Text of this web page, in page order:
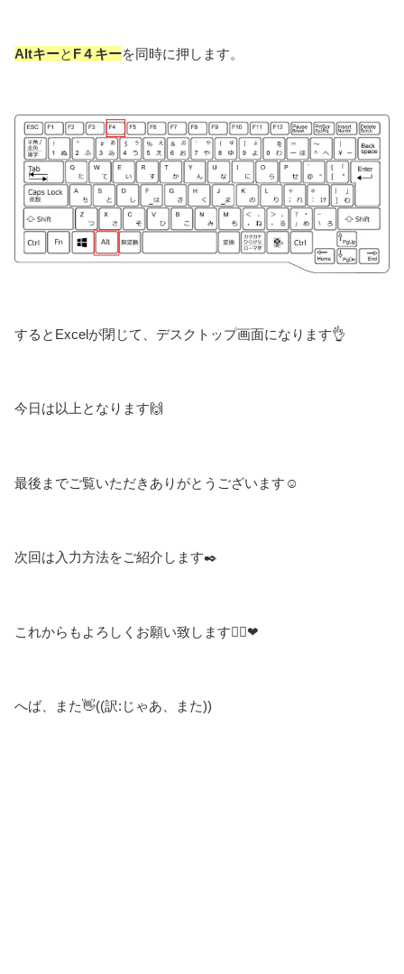
Altキーと F４キーを同時に押します。
するとExcelが閉じて、デスクトップ画面になります👌
今日は以上となります🙌
最後までご覧いただきありがとうございます☺️
次回は入力方法をご紹介します✒️
これからもよろしくお願い致します🙇‍♀️❤
へば、また👋((訳:じゃあ、また))